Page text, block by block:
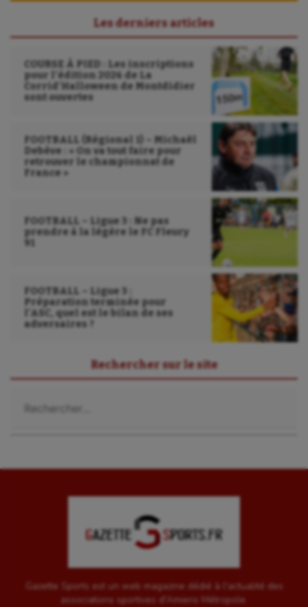
Les derniers articles
COURSE À PIED : Les inscriptions
pour l’édition 2026 de La
Corrid’Halloween de Montdidier
sont ouvertes
FOOTBALL (Régional 1) – Michaël
Debève : « On va tout faire pour
retrouver le championnat de
France »
FOOTBALL – Ligue 3 : Ne pas
prendre à la légère le FC Fleury
91
FOOTBALL – Ligue 3 :
Préparation terminée pour
l’ASC, quel est le bilan de ses
adversaires ?
Rechercher sur le site
Gazette Sports est un web magazine dédié à l'actualité des
associations sportives d'Amiens Métropole.